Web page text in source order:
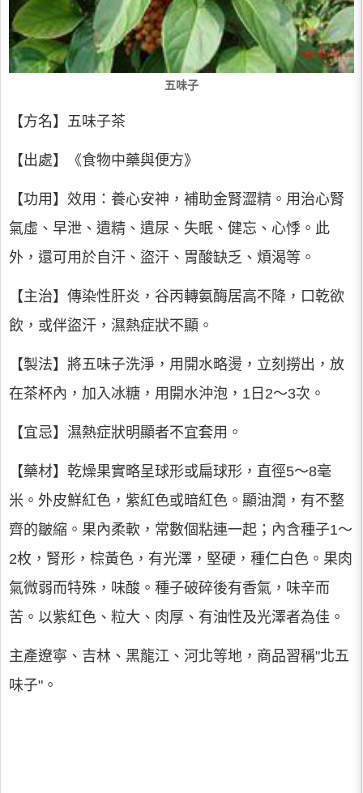
五味子
【方名】五味子茶
【出處】《食物中藥與便方》
【功用】效用：養心安神，補助金腎澀精。用治心腎
氣虛、早泄、遺精、遺尿、失眠、健忘、心悸。此
外，還可用於自汗、盜汗、胃酸缺乏、煩渴等。
【主治】傳染性肝炎，谷丙轉氨酶居高不降，口乾欲
飲，或伴盜汗，濕熱症狀不顯。
【製法】將五味子洗淨，用開水略燙，立刻撈出，放
在茶杯內，加入冰糖，用開水沖泡，1日2～3次。
【宜忌】濕熱症狀明顯者不宜套用。
【藥材】乾燥果實略呈球形或扁球形，直徑5～8毫
米。外皮鮮紅色，紫紅色或暗紅色。顯油潤，有不整
齊的皺縮。果內柔軟，常數個粘連一起；內含種子1～
2枚，腎形，棕黃色，有光澤，堅硬，種仁白色。果肉
氣微弱而特殊，味酸。種子破碎後有香氣，味辛而
苦。以紫紅色、粒大、肉厚、有油性及光澤者為佳。
主產遼寧、吉林、黑龍江、河北等地，商品習稱"北五
味子"。